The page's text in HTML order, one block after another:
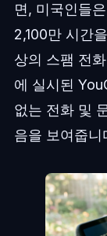
면, 미국인들
2,100만 시간
상의 스팸 전
에 실시된
없는 전화 및
음을 보여줍니